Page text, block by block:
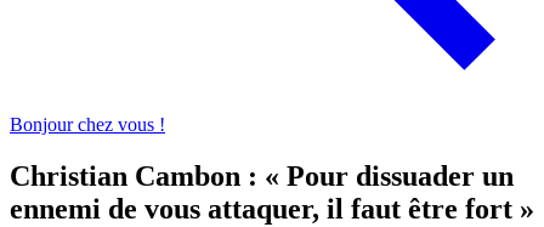
Bonjour chez vous !
Christian Cambon : « Pour dissuader un
ennemi de vous attaquer, il faut être fort »